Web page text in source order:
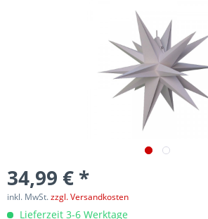
34,99 € *
inkl. MwSt.zzgl. Versandkosten
Lieferzeit 3-6 Werktage